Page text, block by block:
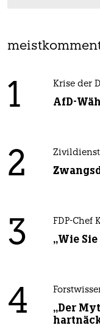
1 Krise der
AfD-
2 Zivildienst
3 FDP-Chef
„Wie
4
„Der